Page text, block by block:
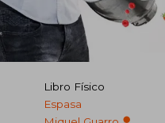
Libro Físico
Espasa